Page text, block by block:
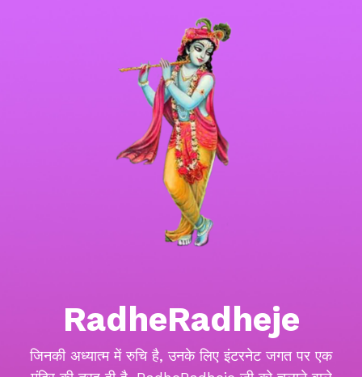
RadheRadheje
जिनकी अध्यात्म में रुचि है, उनके लिए इंटरनेट जगत पर एक